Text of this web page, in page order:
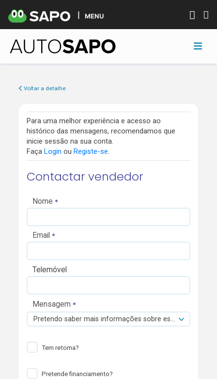
MENU
Voltar a detalhe
Para uma melhor experiência e acesso ao
histórico das mensagens, recomendamos que
inicie sessão na sua conta.
Faça Login ou Registe-se.
Contactar vendedor
Nome
Email
Telemóvel
Mensagem
Pretendo saber mais informações sobre esta viatura.
Tem retoma?
Pretende financiamento?